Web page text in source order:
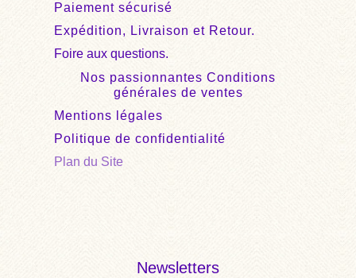
Paiement sécurisé
Expédition, Livraison et Retour.
Foire aux questions.
Nos passionnantes Conditions
générales de ventes
Mentions légales
Politique de confidentialité
Plan du Site
Newsletters